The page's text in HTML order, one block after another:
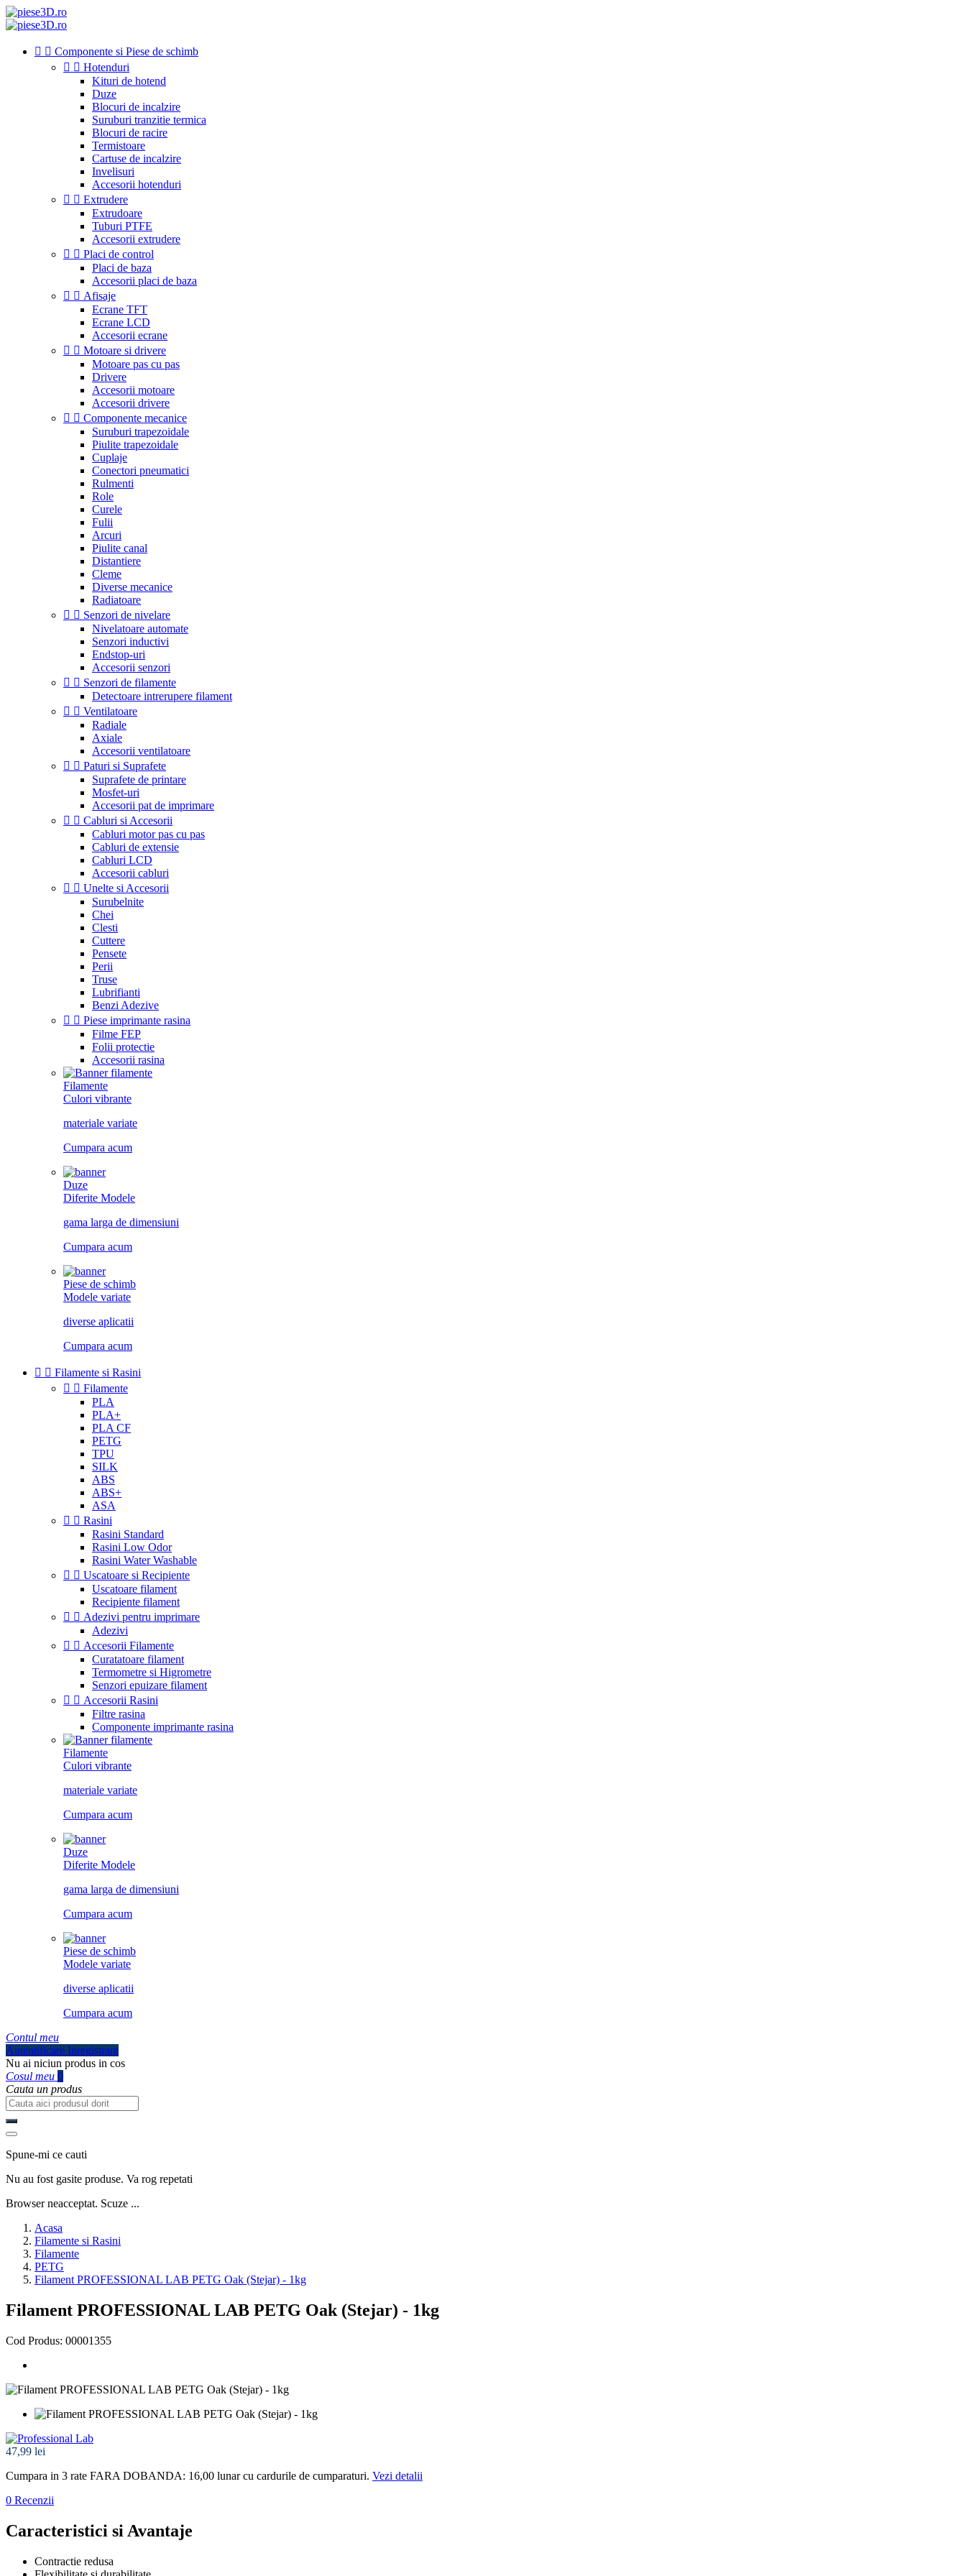
  Componente si Piese de schimb
  Hotenduri
Kituri de hotend
Duze
Blocuri de incalzire
Suruburi tranzitie termica
Blocuri de racire
Termistoare
Cartuse de incalzire
Invelisuri
Accesorii hotenduri
  Extrudere
Extrudoare
Tuburi PTFE
Accesorii extrudere
  Placi de control
Placi de baza
Accesorii placi de baza
  Afisaje
Ecrane TFT
Ecrane LCD
Accesorii ecrane
  Motoare si drivere
Motoare pas cu pas
Drivere
Accesorii motoare
Accesorii drivere
  Componente mecanice
Suruburi trapezoidale
Piulite trapezoidale
Cuplaje
Conectori pneumatici
Rulmenti
Role
Curele
Fulii
Arcuri
Piulite canal
Distantiere
Cleme
Diverse mecanice
Radiatoare
  Senzori de nivelare
Nivelatoare automate
Senzori inductivi
Endstop-uri
Accesorii senzori
  Senzori de filamente
Detectoare intrerupere filament
  Ventilatoare
Radiale
Axiale
Accesorii ventilatoare
  Paturi si Suprafete
Suprafete de printare
Mosfet-uri
Accesorii pat de imprimare
  Cabluri si Accesorii
Cabluri motor pas cu pas
Cabluri de extensie
Cabluri LCD
Accesorii cabluri
  Unelte si Accesorii
Surubelnite
Chei
Clesti
Cuttere
Pensete
Perii
Truse
Lubrifianti
Benzi Adezive
  Piese imprimante rasina
Filme FEP
Folii protectie
Accesorii rasina
Filamente
Culori vibrante
materiale variate
Cumpara acum
Duze
Diferite Modele
gama larga de dimensiuni
Cumpara acum
Piese de schimb
Modele variate
diverse aplicatii
Cumpara acum
  Filamente si Rasini
  Filamente
PLA
PLA+
PLA CF
PETG
TPU
SILK
ABS
ABS+
ASA
  Rasini
Rasini Standard
Rasini Low Odor
Rasini Water Washable
  Uscatoare si Recipiente
Uscatoare filament
Recipiente filament
  Adezivi pentru imprimare
Adezivi
  Accesorii Filamente
Curatatoare filament
Termometre si Higrometre
Senzori epuizare filament
  Accesorii Rasini
Filtre rasina
Componente imprimante rasina
Filamente
Culori vibrante
materiale variate
Cumpara acum
Duze
Diferite Modele
gama larga de dimensiuni
Cumpara acum
Piese de schimb
Modele variate
diverse aplicatii
Cumpara acum
Contul meu
Autentificare Inregistrare
Nu ai niciun produs in cos
Cosul meu 0
Cauta un produs
Spune-mi ce cauti
Nu au fost gasite produse. Va rog repetati
Browser neacceptat. Scuze ...
Acasa
Filamente si Rasini
Filamente
PETG
Filament PROFESSIONAL LAB PETG Oak (Stejar) - 1kg
Filament PROFESSIONAL LAB PETG Oak (Stejar) - 1kg
Cod Produs: 00001355
47,99 lei
Cumpara in 3 rate FARA DOBANDA: 16,00 lunar cu cardurile de cumparaturi. Vezi detalii
0 Recenzii
Caracteristici si Avantaje
Contractie redusa